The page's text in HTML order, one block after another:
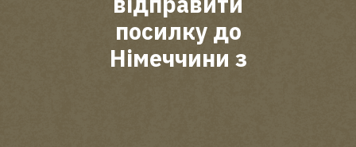
посилку до
Німеччини з